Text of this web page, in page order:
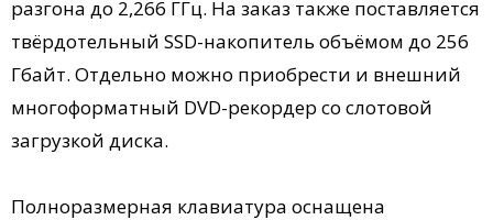
разгона до 2,266 ГГц. На заказ также поставляется
твёрдотельный SSD-накопитель объёмом до 256
Гбайт. Отдельно можно приобрести и внешний
многоформатный DVD-рекордер со слотовой
загрузкой диска.
Полноразмерная клавиатура оснащена